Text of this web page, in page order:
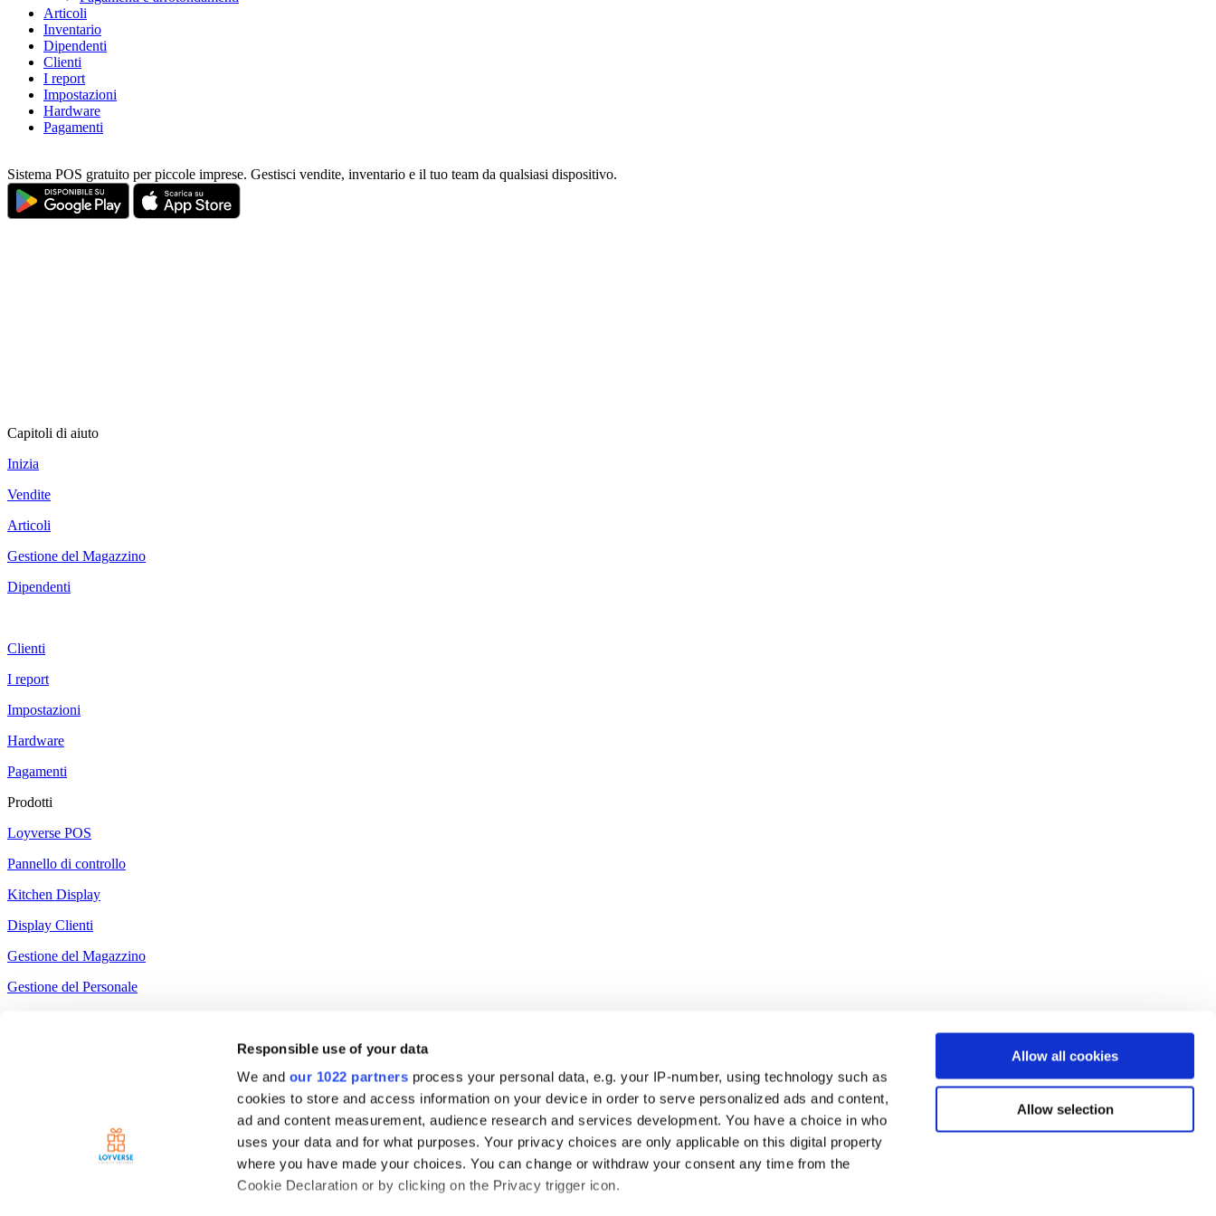
Responsible use of your data
We and our 1022 partners process your personal data, e.g. your IP-number, using technology such as
cookies to store and access information on your device in order to serve personalized ads and content,
ad and content measurement, audience research and services development. You have a choice in who
uses your data and for what purposes. Your privacy choices are only applicable on this digital property
where you have made your choices. You can change or withdraw your consent any time from the
Cookie Declaration or by clicking on the Privacy trigger icon.
Allow all cookies
Allow selection
Articoli
Inventario
Dipendenti
Clienti
I report
Impostazioni
Hardware
Pagamenti
Sistema POS gratuito per piccole imprese. Gestisci vendite, inventario e il tuo team da qualsiasi dispositivo.
Capitoli di aiuto
Inizia
Vendite
Articoli
Gestione del Magazzino
Dipendenti
Clienti
I report
Impostazioni
Hardware
Pagamenti
Prodotti
Loyverse POS
Pannello di controllo
Kitchen Display
Display Clienti
Gestione del Magazzino
Gestione del Personale
API documentation